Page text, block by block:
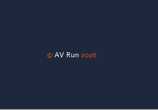
© AV Run 2026